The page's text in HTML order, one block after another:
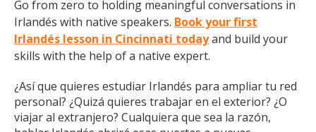
Go from zero to holding meaningful conversations in
Irlandés with native speakers. Book your first
Irlandés lesson in Cincinnati todayand build your
skills with the help of a native expert.
¿Así que quieres estudiar Irlandés para ampliar tu red
personal? ¿Quizá quieres trabajar en el exterior? ¿O
viajar al extranjero? Cualquiera que sea la razón,